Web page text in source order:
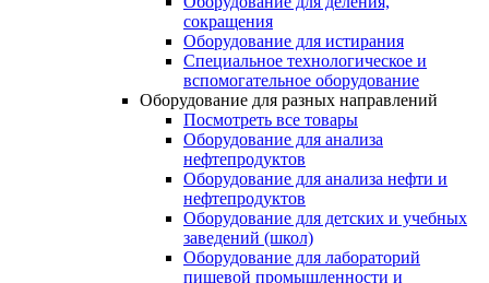
сокращения
Оборудование для истирания
Специальное технологическое и
вспомогательное оборудование
Оборудование для разных направлений
Посмотреть все товары
Оборудование для анализа
нефтепродуктов
Оборудование для анализа нефти и
нефтепродуктов
Оборудование для детских и учебных
заведений (школ)
Оборудование для лабораторий
пищевой промышленности и